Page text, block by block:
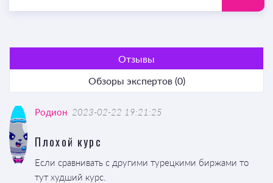
Отзывы
Обзоры экспертов (0)
Родион 2023-02-22 19:21:25
Плохой курс
Если сравнивать с другими турецкими биржами то
тут худший курс.